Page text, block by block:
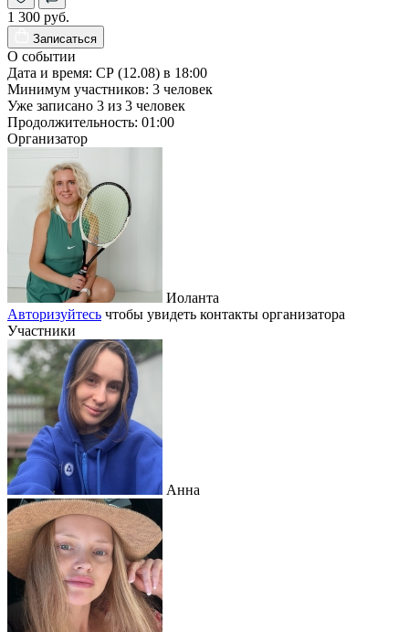
1 300 руб.
Записаться
О событии
Дата и время: СР (12.08) в 18:00
Минимум участников: 3 человек
Уже записано 3 из 3 человек
Продолжительность: 01:00
Организатор
Иоланта
Авторизуйтесь чтобы увидеть контакты организатора
Участники
Анна